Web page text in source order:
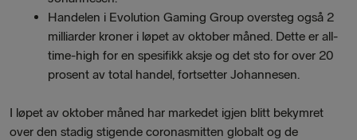
Handelen i Evolution Gaming Group oversteg også 2
milliarder kroner i løpet av oktober måned. Dette er all-
time-high for en spesifikk aksje og det sto for over 20
prosent av total handel, fortsetter Johannesen.
I løpet av oktober måned har markedet igjen blitt bekymret
over den stadig stigende coronasmitten globalt og de